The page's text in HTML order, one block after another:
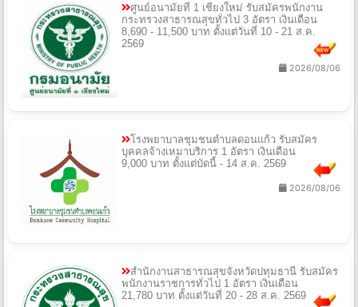
ศูนย์อนามัยที่ 1 เชียงใหม่ รับสมัครพนักงาน
กระทรวงสาธารณสุขทั่วไป 3 อัตรา เงินเดือน
8,690 - 11,500 บาท ตั้งแต่วันที่ 10 - 21 ส.ค.
2569
2026/08/06
โรงพยาบาลชุมชนตำบลดอนแก้ว รับสมัคร
บุคคลจ้างเหมาบริการ 1 อัตรา เงินเดือน
9,000 บาท ตั้งแต่บัดนี้ - 14 ส.ค. 2569
2026/08/06
สํานักงานสาธารณสุขจังหวัดปทุมธานี รับสมัคร
พนักงานราชการทั่วไป 1 อัตรา เงินเดือน
21,780 บาท ตั้งแต่วันที่ 20 - 28 ส.ค. 2569